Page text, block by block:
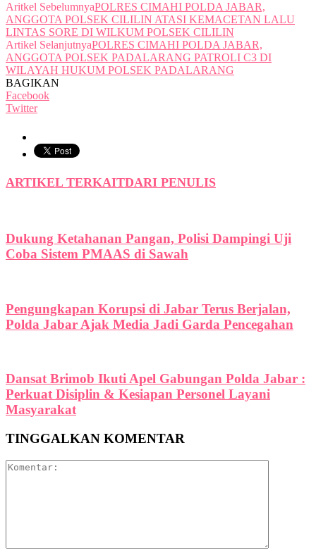
Aritkel SebelumnyaPOLRES CIMAHI POLDA JABAR,
ANGGOTA POLSEK CILILIN ATASI KEMACETAN LALU
LINTAS SORE DI WILKUM POLSEK CILILIN
Artikel SelanjutnyaPOLRES CIMAHI POLDA JABAR,
ANGGOTA POLSEK PADALARANG PATROLI C3 DI
WILAYAH HUKUM POLSEK PADALARANG
BAGIKAN
Facebook
Twitter
ARTIKEL TERKAITDARI PENULIS
Dukung Ketahanan Pangan, Polisi Dampingi Uji
Coba Sistem PMAAS di Sawah
Pengungkapan Korupsi di Jabar Terus Berjalan,
Polda Jabar Ajak Media Jadi Garda Pencegahan
Dansat Brimob Ikuti Apel Gabungan Polda Jabar :
Perkuat Disiplin & Kesiapan Personel Layani
Masyarakat
TINGGALKAN KOMENTAR